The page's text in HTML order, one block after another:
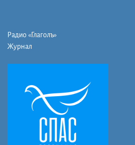
Радио «Глаголъ»
Журнал